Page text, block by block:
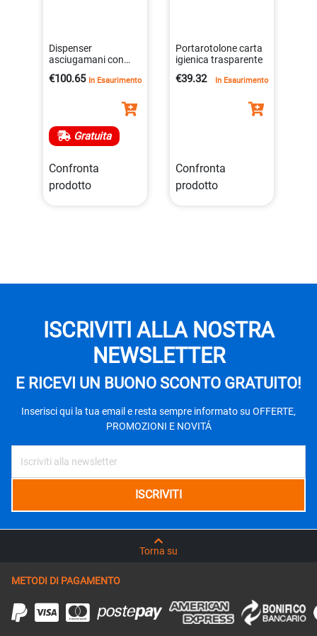
Dispenser
asciugamani con
automatico
€100.65 In Esaurimento
Gratuita
Confronta
prodotto
Portarotolone carta
igienica trasparente
€39.32 In Esaurimento
Confronta
prodotto
ISCRIVITI ALLA NOSTRA
NEWSLETTER
E RICEVI UN BUONO SCONTO GRATUITO!
Inserisci qui la tua email e resta sempre informato su OFFERTE,
PROMOZIONI E NOVITÁ
Torna su
METODI DI PAGAMENTO